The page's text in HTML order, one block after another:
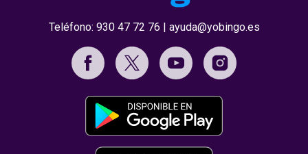
Teléfono: 930 47 72 76 | ayuda@yobingo.es